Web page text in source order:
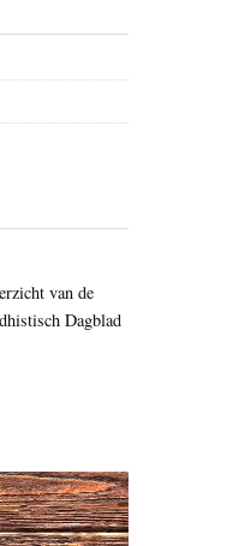
van de
Dagblad